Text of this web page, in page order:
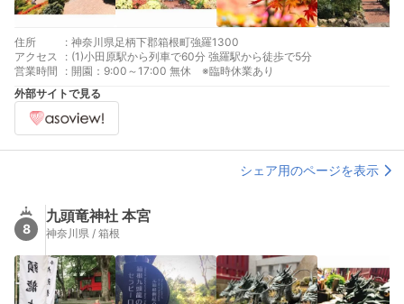
住所 : 神奈川県足柄下郡箱根町強羅1300
アクセス
:
(1)小田原駅から列車で60分 強羅駅から徒歩で5分
営業時間
: 開園：9:00～17:00 無休 ※臨時休業あり
外部サイトで見る
シェア用のページを表示
8
九頭竜神社 本宮
神奈川県 / 箱根